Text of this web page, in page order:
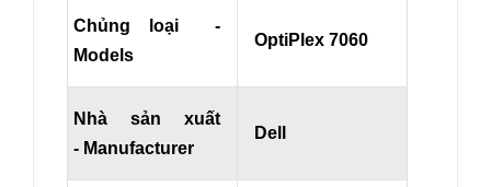
Chủng loại -
Models
OptiPlex 7060
Nhà sản xuất
- Manufacturer
Dell